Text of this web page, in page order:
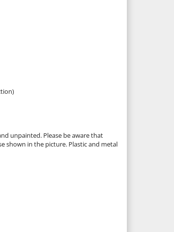
unpainted. Please be aware that
shown in the picture. Plastic and metal